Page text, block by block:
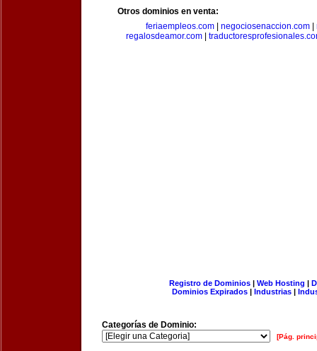
Otros dominios en venta:
feriaempleos.com
negociosenaccion.com
regalosdeamor.com
Registro de Dominios| Web Hosting |
Dominios Expirados | Industrias |
Categorías de Dominio:
[Pág.